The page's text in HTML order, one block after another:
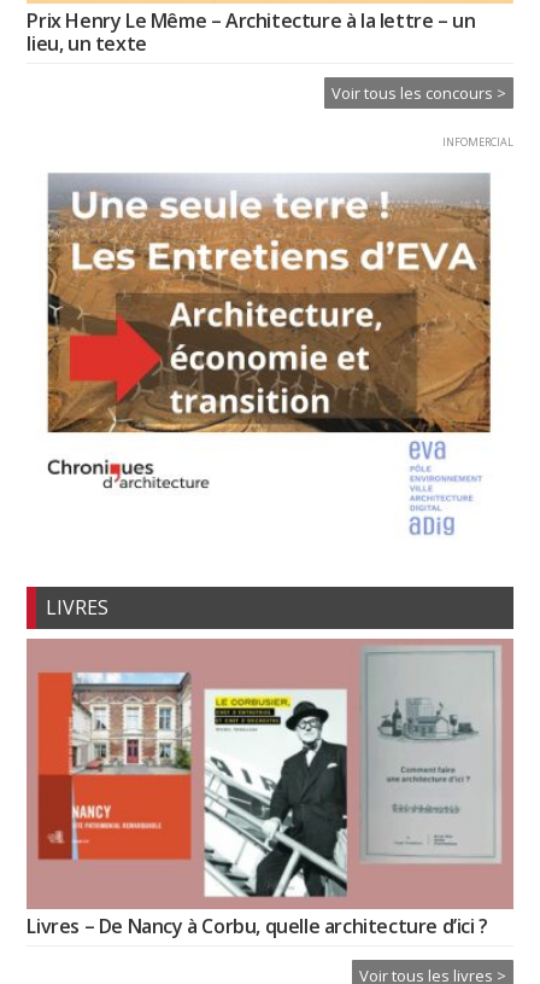
Prix Henry Le Même – Architecture à la lettre – un
lieu, un texte
Voir tous les concours >
INFOMERCIAL
LIVRES
Livres – De Nancy à Corbu, quelle architecture d’ici ?
Voir tous les livres >